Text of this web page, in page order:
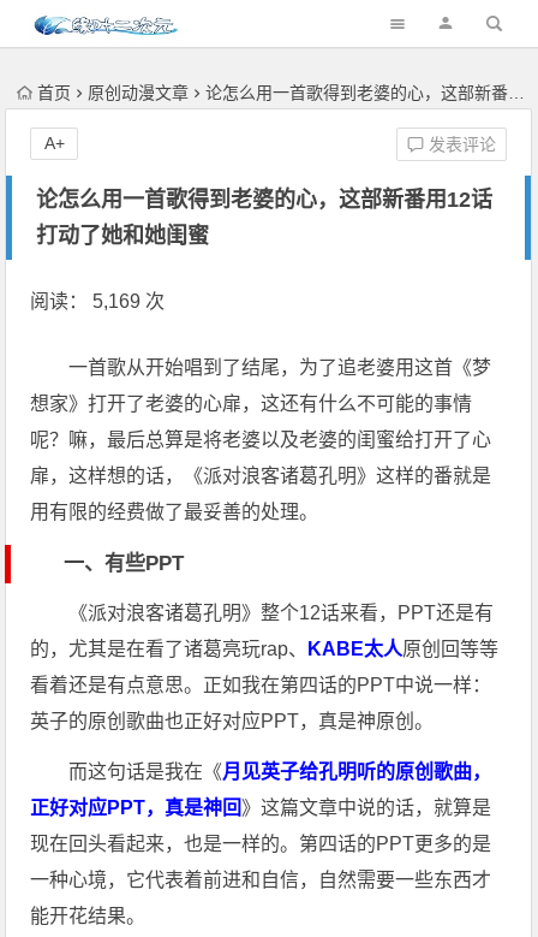
首页 原创动漫文章 论怎么用一首歌得到老婆的心，这部新番用12话打动了她和她闺蜜
论怎么用一首歌得到老婆的心，这部新番用12话
打动了她和她闺蜜
发表评论
A+
阅读： 5,169 次
一首歌从开始唱到了结尾，为了追老婆用这首《梦
想家》打开了老婆的心扉，这还有什么不可能的事情
呢？嘛，最后总算是将老婆以及老婆的闺蜜给打开了心
扉，这样想的话，《派对浪客诸葛孔明》这样的番就是
用有限的经费做了最妥善的处理。
一、有些PPT
《派对浪客诸葛孔明》整个12话来看，PPT还是有
的，尤其是在看了诸葛亮玩rap、
KABE太人原创回等等
看着还是有点意思。正如我在第四话的PPT中说一样：
英子的原创歌曲也正好对应PPT，真是神原创。
而这句话是我在《月见英子给孔明听的原创歌曲，
正好对应PPT，真是神回 》这篇文章中说的话，就算是
现在回头看起来，也是一样的。第四话的PPT更多的是
一种心境，它代表着前进和自信，自然需要一些东西才
能开花结果。